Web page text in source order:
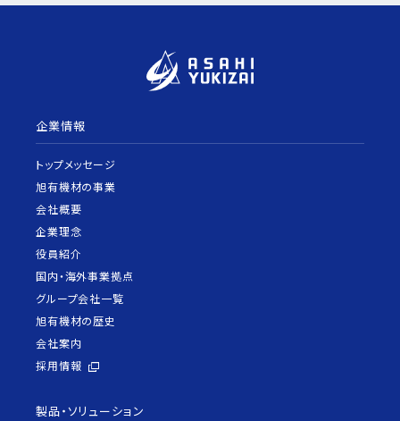
企業情報
トップメッセージ
旭有機材の事業
会社概要
企業理念
役員紹介
国内・海外事業拠点
グループ会社一覧
旭有機材の歴史
会社案内
採用情報
製品・ソリューション